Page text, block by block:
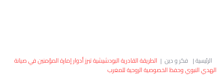
العالم الرئيسية| فكر و دين | الطريقة القادرية البودشيشية تبرز أدوار إمارة المؤمنين في صيانة
الهدي النبوي وحفظ الخصوصية الروحية للمغرب